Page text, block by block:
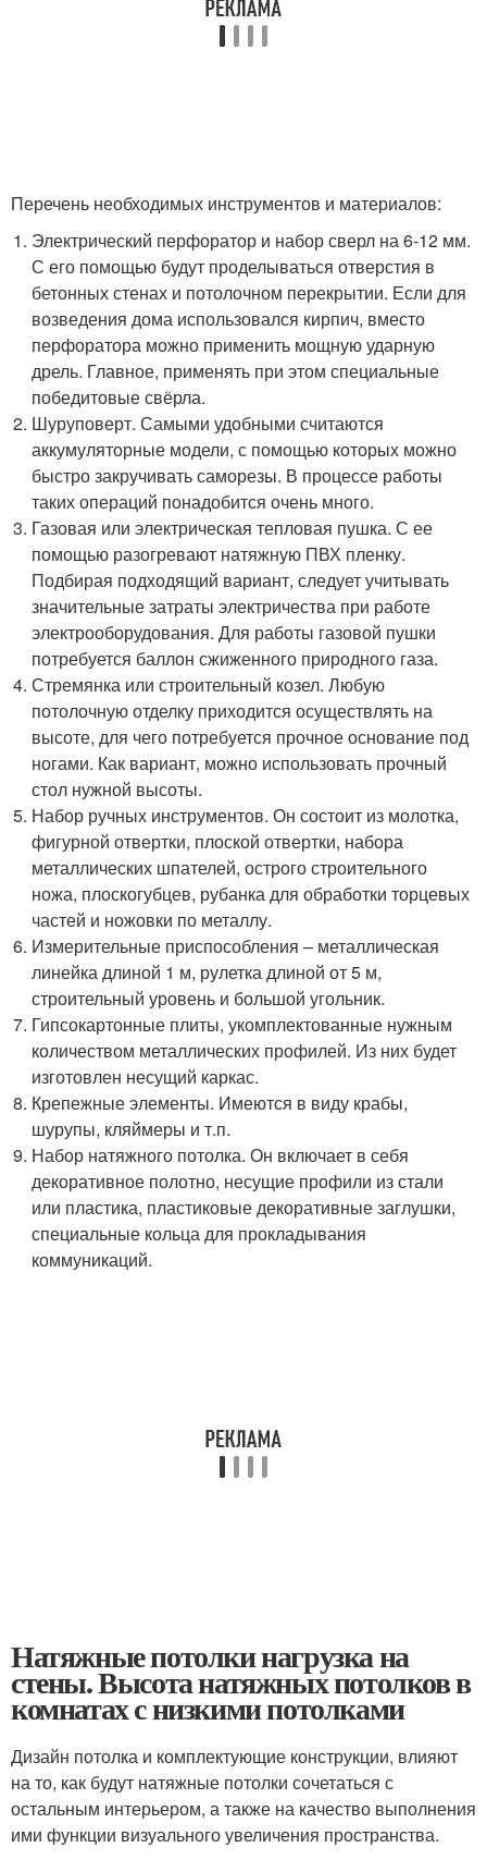
Перечень необходимых инструментов и материалов:
Электрический перфоратор и набор сверл на 6-12 мм.
С его помощью будут проделываться отверстия в
бетонных стенах и потолочном перекрытии. Если для
возведения дома использовался кирпич, вместо
перфоратора можно применить мощную ударную
дрель. Главное, применять при этом специальные
победитовые свёрла.
Шуруповерт. Самыми удобными считаются
аккумуляторные модели, с помощью которых можно
быстро закручивать саморезы. В процессе работы
таких операций понадобится очень много.
Газовая или электрическая тепловая пушка. С ее
помощью разогревают натяжную ПВХ пленку.
Подбирая подходящий вариант, следует учитывать
значительные затраты электричества при работе
электрооборудования. Для работы газовой пушки
потребуется баллон сжиженного природного газа.
Стремянка или строительный козел. Любую
потолочную отделку приходится осуществлять на
высоте, для чего потребуется прочное основание под
ногами. Как вариант, можно использовать прочный
стол нужной высоты.
Набор ручных инструментов. Он состоит из молотка,
фигурной отвертки, плоской отвертки, набора
металлических шпателей, острого строительного
ножа, плоскогубцев, рубанка для обработки торцевых
частей и ножовки по металлу.
Измерительные приспособления – металлическая
линейка длиной 1 м, рулетка длиной от 5 м,
строительный уровень и большой угольник.
Гипсокартонные плиты, укомплектованные нужным
количеством металлических профилей. Из них будет
изготовлен несущий каркас.
Крепежные элементы. Имеются в виду крабы,
шурупы, кляймеры и т.п.
Набор натяжного потолка. Он включает в себя
декоративное полотно, несущие профили из стали
или пластика, пластиковые декоративные заглушки,
специальные кольца для прокладывания
коммуникаций.
Натяжные потолки нагрузка на
стены. Высота натяжных потолков в
комнатах с низкими потолками
Дизайн потолка и комплектующие конструкции, влияют
на то, как будут натяжные потолки сочетаться с
остальным интерьером, а также на качество выполнения
ими функции визуального увеличения пространства.